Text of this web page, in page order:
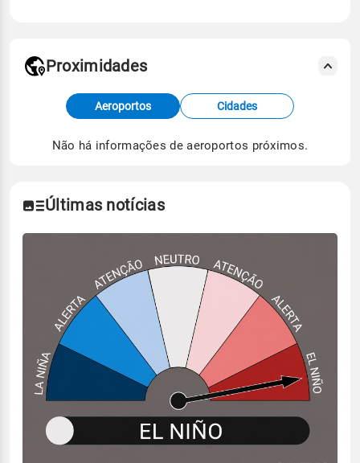
Fonte: dados combinados de estações
meteorológicas e satélite do Centro de Previsão
de Tempo e Estudos Climáticos (CPTEC).
Proximidades
Aeroportos Cidades
Não há informações de aeroportos próximos.
Últimas notícias